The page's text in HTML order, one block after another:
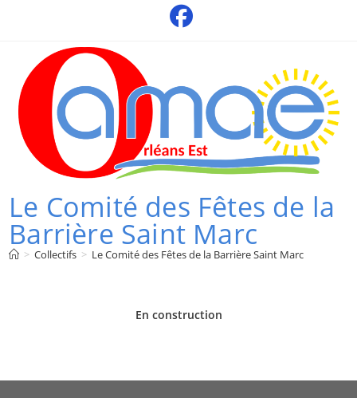
Le Comité des Fêtes de la
Barrière Saint Marc
> Collectifs > Le Comité des Fêtes de la Barrière Saint Marc
En construction